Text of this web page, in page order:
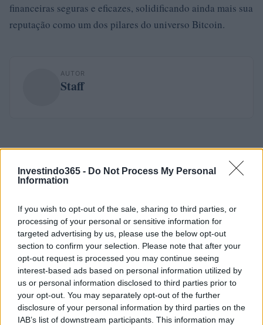
Investindo365 - Do Not Process My Personal
Information
If you wish to opt-out of the sale, sharing to third parties, or
processing of your personal or sensitive information for
targeted advertising by us, please use the below opt-out
section to confirm your selection. Please note that after your
opt-out request is processed you may continue seeing
interest-based ads based on personal information utilized by
us or personal information disclosed to third parties prior to
your opt-out. You may separately opt-out of the further
disclosure of your personal information by third parties on the
IAB’s list of downstream participants. This information may
financeiras seguras e eficazes, solidificando ainda mais sua
reputação como um dos pilares do universo Bitcoin.
AUTOR
Staff